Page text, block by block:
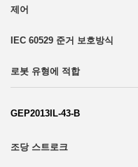
GEP2013IL-43-B